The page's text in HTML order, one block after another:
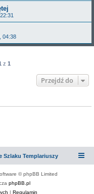
04:38
z 1
Przejdź do
Szlaku Templariuszy
© phpBB Limited
phpBB.pl
| Regulamin